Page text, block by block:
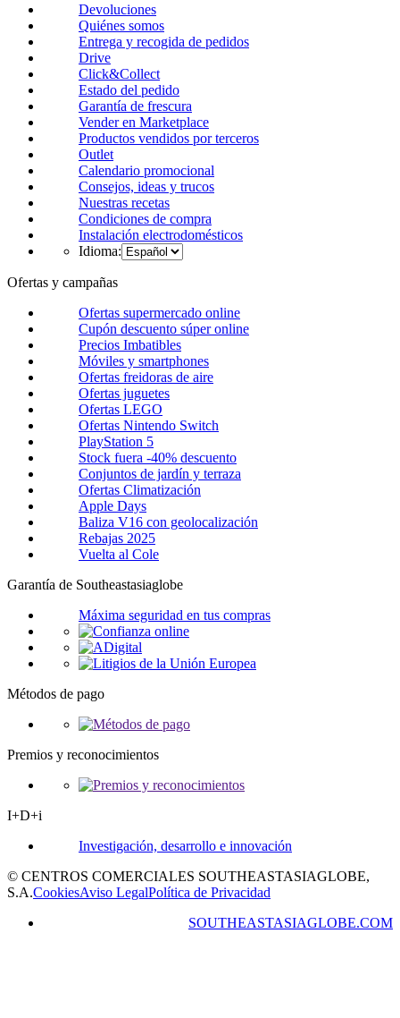
Devoluciones
Quiénes somos
Entrega y recogida de pedidos
Drive
Click&Collect
Estado del pedido
Garantía de frescura
Vender en Marketplace
Productos vendidos por terceros
Outlet
Calendario promocional
Consejos, ideas y trucos
Nuestras recetas
Condiciones de compra
Instalación electrodomésticos
Idioma:
Ofertas y campañas
Ofertas supermercado online
Cupón descuento súper online
Precios Imbatibles
Móviles y smartphones
Ofertas freidoras de aire
Ofertas juguetes
Ofertas LEGO
Ofertas Nintendo Switch
PlayStation 5
Stock fuera -40% descuento
Conjuntos de jardín y terraza
Ofertas Climatización
Apple Days
Baliza V16 con geolocalización
Rebajas 2025
Vuelta al Cole
Garantía de Southeastasiaglobe
Máxima seguridad en tus compras
Métodos de pago
Premios y reconocimientos
I+D+i
Investigación, desarrollo e innovación
© CENTROS COMERCIALES SOUTHEASTASIAGLOBE,
S.A.CookiesAviso LegalPolítica de Privacidad
SOUTHEASTASIAGLOBE.COM